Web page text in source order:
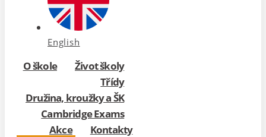
English
O škole
Život školy
Třídy
Družina, kroužky a ŠK
Cambridge Exams
Akce
Kontakty